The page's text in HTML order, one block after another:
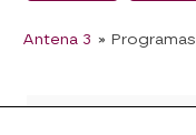
Antena 3 » Programas